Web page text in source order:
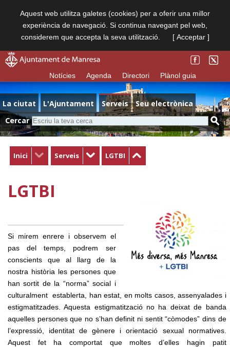
Aquest web utilitza galetes (cookies) per a oferir una millor
experiència de navegació. Si continua navegant pel web,
considerem que accepta la seva utilització.
[ Acceptar ]
Notícies Agenda Directori Plànol guia
La ciutat L'Ajuntament Serveis
Seu electrònica
Cercar
Inici Serveis LGTBI
LGTBI
Si mirem enrere i observem el
pas del temps, podrem ser
conscients que al llarg de la
nostra història les persones que
han sortit de la “norma” social i
culturalment establerta, han estat, en molts casos, assenyalades i
estigmatitzades. Aquesta estigmatització no ha deixat de banda
aquelles persones que no s’han definit ni sentit “còmodes” dins de
l’expressió, identitat de gènere i orientació sexual normatives.
Aquest fet ha comportat que moltes d’elles hagin patit